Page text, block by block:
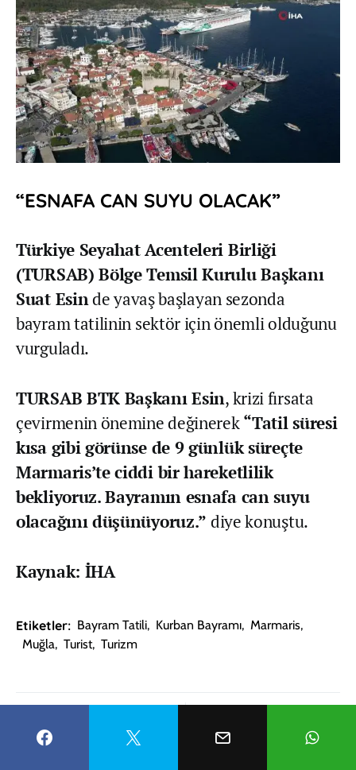
“ESNAFA CAN SUYU OLACAK”
Türkiye Seyahat Acenteleri Birliği
(TURSAB) Bölge Temsil Kurulu Başkanı
Suat Esinde yavaş başlayan sezonda
bayram tatilinin sektör için önemli olduğunu
vurguladı.
TURSAB BTK Başkanı Esin, krizi fırsata
çevirmenin önemine değinerek“Tatil süresi
kısa gibi görünse de 9 günlük süreçte
Marmaris’te ciddi bir hareketlilik
bekliyoruz. Bayramın esnafa can suyu
olacağını düşünüyoruz.” diye konuştu.
Kaynak: İHA
Etiketler: Bayram Tatili, Kurban Bayramı, Marmaris,
Muğla, Turist, Turizm